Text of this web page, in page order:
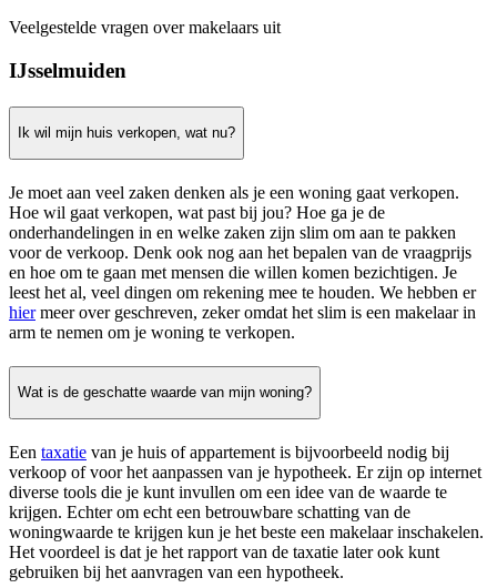
Veelgestelde vragen over makelaars uit
IJsselmuiden
Ik wil mijn huis verkopen, wat nu?
Je moet aan veel zaken denken als je een woning gaat verkopen.
Hoe wil gaat verkopen, wat past bij jou? Hoe ga je de
onderhandelingen in en welke zaken zijn slim om aan te pakken
voor de verkoop. Denk ook nog aan het bepalen van de vraagprijs
en hoe om te gaan met mensen die willen komen bezichtigen. Je
leest het al, veel dingen om rekening mee te houden. We hebben er
hiermeer over geschreven, zeker omdat het slim is een makelaar in
arm te nemen om je woning te verkopen.
Wat is de geschatte waarde van mijn woning?
Een taxatie van je huis of appartement is bijvoorbeeld nodig bij
verkoop of voor het aanpassen van je hypotheek. Er zijn op internet
diverse tools die je kunt invullen om een idee van de waarde te
krijgen. Echter om echt een betrouwbare schatting van de
woningwaarde te krijgen kun je het beste een makelaar inschakelen.
Het voordeel is dat je het rapport van de taxatie later ook kunt
gebruiken bij het aanvragen van een hypotheek.